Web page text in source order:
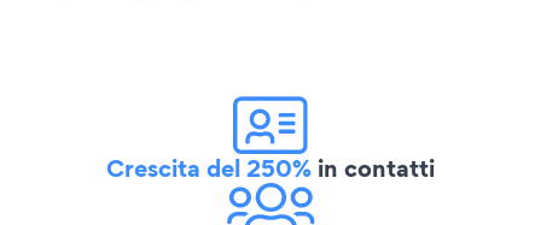
Crescita del 250% in contatti